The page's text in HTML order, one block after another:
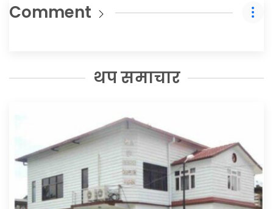
Comment
थप समाचार